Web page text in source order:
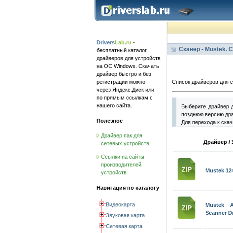
DriversLab.ru -
бесплатный каталог
драйверов для устройств
на ОС Windows. Скачать
драйвер быстро и без
регистрации можно
через Яндекс.Диск или
по прямым ссылкам с
нашего сайта.
Полезное
Драйвер пак для
сетевых устройств
Ссылки на сайты
производителей
устройств
Навигация по каталогу
Видеокарта
Звуковая карта
Сетевая карта
Сканер - Mustek.
Список драйверов для
Выберите драйвер
позднюю версию
Для перехода к
Драйвер /
Mustek
Mustek
Scanner